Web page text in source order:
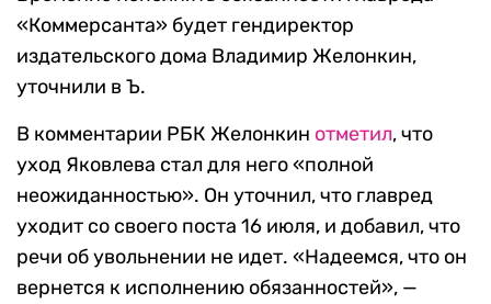
«Коммерсанта» будет гендиректор
издательского дома Владимир Желонкин,
уточнили в Ъ.
В комментарии РБК Желонкин отметил, что
уход Яковлева стал для него «полной
неожиданностью». Он уточнил, что главред
уходит со своего поста 16 июля, и добавил, что
речи об увольнении не идет. «Надеемся, что он
вернется к исполнению обязанностей», —